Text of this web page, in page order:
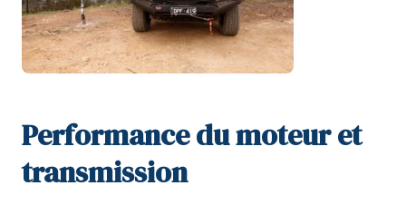
Performance du moteur et
transmission